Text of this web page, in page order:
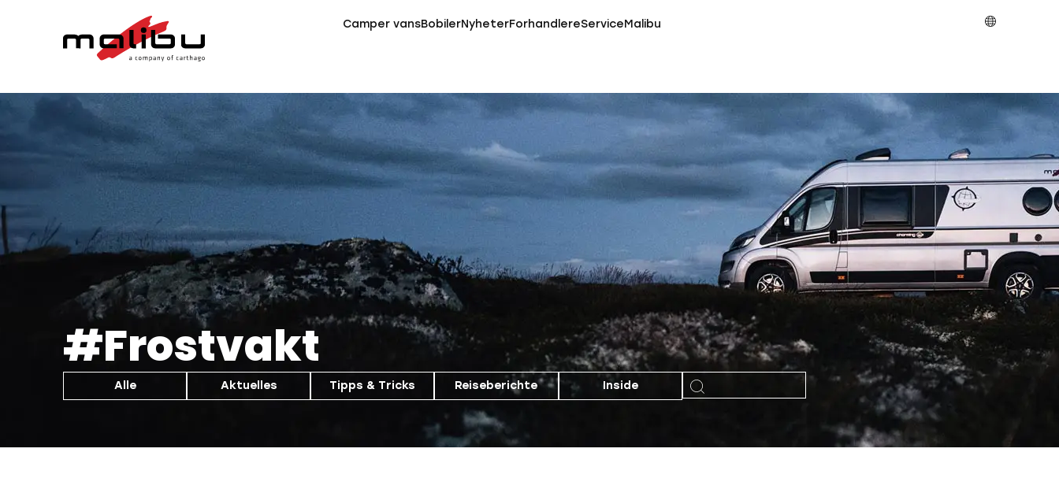
Camper vansBobilerNyheterForhandlereServiceMalibu
#Frostvakt
Alle Aktuelles Tipps & Tricks Reiseberichte Inside